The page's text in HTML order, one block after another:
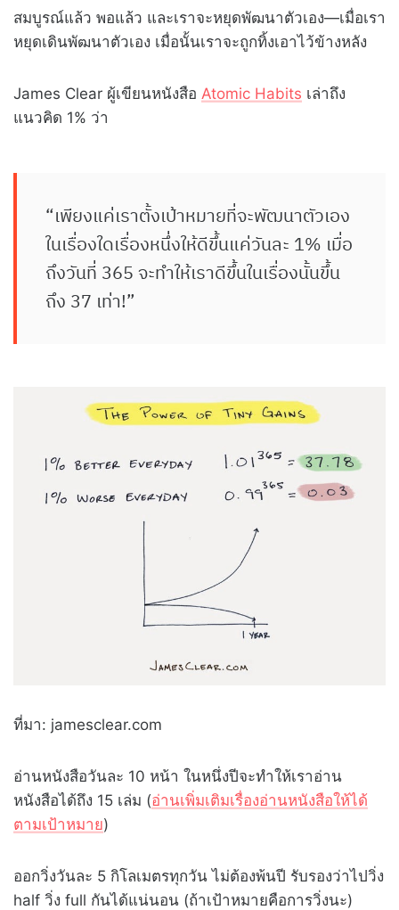
สมบูรณ์แล้ว พอแล้ว และเราจะหยุดพัฒนาตัวเอง—เมื่อเรา
หยุดเดินพัฒนาตัวเอง เมื่อนั้นเราจะถูกทิ้งเอาไว้ข้างหลัง
James Clear ผู้เขียนหนังสือ Atomic Habits เล่าถึง
แนวคิด 1% ว่า
“เพียงแค่เราตั้งเป้าหมายที่จะพัฒนาตัวเอง
ในเรื่องใดเรื่องหนึ่งให้ดีขึ้นแค่วันละ 1% เมื่อ
ถึงวันที่ 365 จะทำให้เราดีขึ้นในเรื่องนั้นขึ้น
ถึง 37 เท่า!”
ที่มา: jamesclear.com
อ่านหนังสือวันละ 10 หน้า ในหนึ่งปีจะทำให้เราอ่าน
หนังสือได้ถึง 15 เล่ม (อ่านเพิ่มเติมเรื่องอ่านหนังสือให้ได้
ตามเป้าหมาย)
ออกวิ่งวันละ 5 กิโลเมตรทุกวัน ไม่ต้องพ้นปี รับรองว่าไปวิ่ง
half วิ่ง full กันได้แน่นอน (ถ้าเป้าหมายคือการวิ่งนะ)